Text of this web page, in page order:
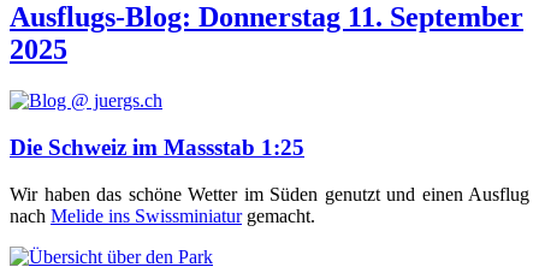
Ausflugs-Blog: Donnerstag 11. September
2025
Die Schweiz im Massstab 1:25
Wir haben das schö­ne Wet­ter im Süden genutzt und einen Aus­flug
nach Mel­i­de ins Swiss­mi­nia­turgemacht.